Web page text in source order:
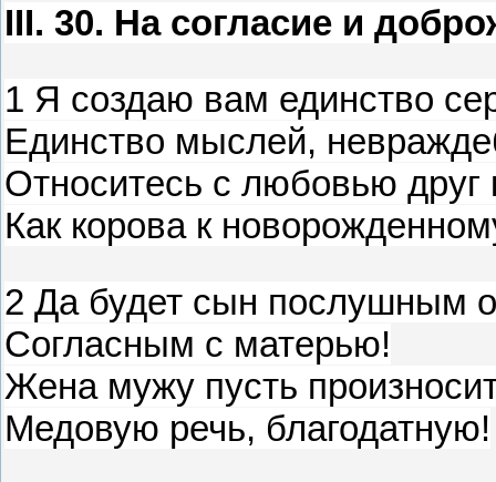
III. 30. На согласие и
1 Я создаю вам единство
Единство мыслей,
Относитесь с любовью друг
Как корова к
2 Да будет сын послушным
Согласным с матерью!
Жена мужу пусть
Медовую речь, благодатную!